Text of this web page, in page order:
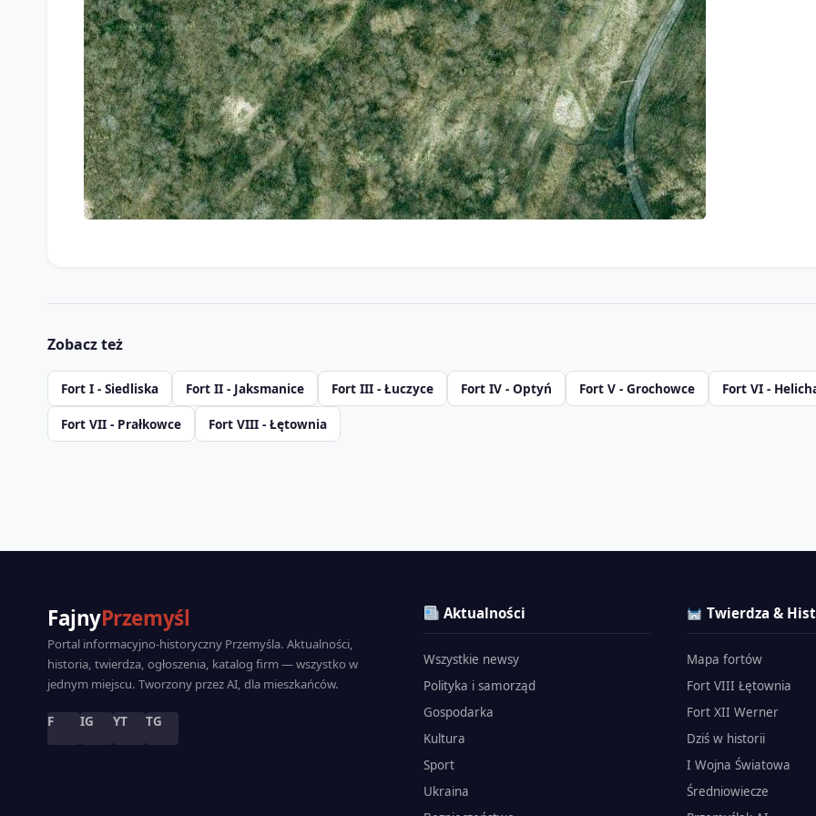
Zobacz też
Fort I - Siedliska Fort II - Jaksmanice Fort III - Łuczyce Fort IV - Optyń Fort V - Grochowce Fort VI -
Fort VII - Prałkowce Fort VIII - Łętownia
FajnyPrzemyśl
Portal informacyjno-historyczny Przemyśla. Aktualności,
historia, twierdza, ogłoszenia, katalog firm — wszystko w
jednym miejscu. Tworzony przez AI, dla mieszkańców.
F IG YT TG
Aktualności
Wszystkie newsy
Polityka i samorząd
Gospodarka
Kultura
Sport
Ukraina
Twierdza &
Mapa fortów
Fort VIII Łętownia
Fort XII Werner
Dziś w historii
I Wojna Światowa
Średniowiecze